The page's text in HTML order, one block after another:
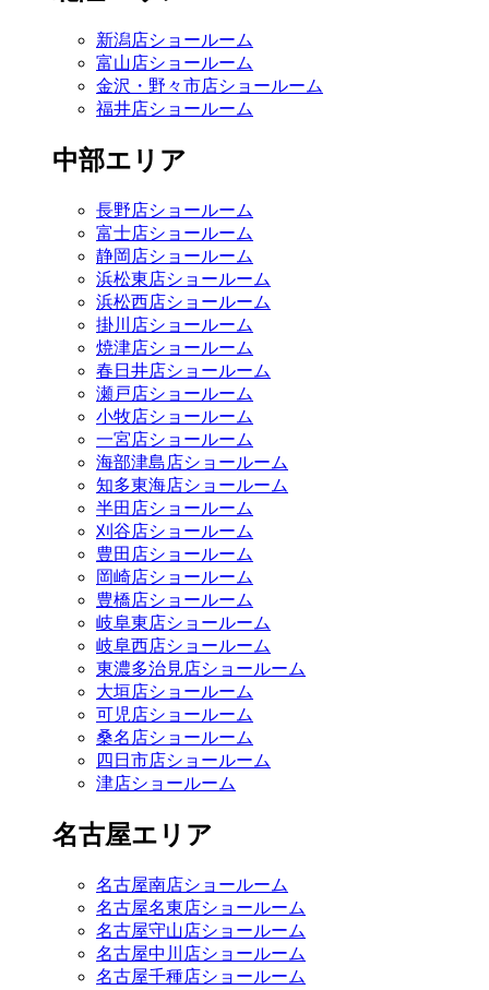
新潟店ショールーム
富山店ショールーム
金沢・野々市店ショールーム
福井店ショールーム
中部エリア
長野店ショールーム
富士店ショールーム
静岡店ショールーム
浜松東店ショールーム
浜松西店ショールーム
掛川店ショールーム
焼津店ショールーム
春日井店ショールーム
瀬戸店ショールーム
小牧店ショールーム
一宮店ショールーム
海部津島店ショールーム
知多東海店ショールーム
半田店ショールーム
刈谷店ショールーム
豊田店ショールーム
岡崎店ショールーム
豊橋店ショールーム
岐阜東店ショールーム
岐阜西店ショールーム
東濃多治見店ショールーム
大垣店ショールーム
可児店ショールーム
桑名店ショールーム
四日市店ショールーム
津店ショールーム
名古屋エリア
名古屋南店ショールーム
名古屋名東店ショールーム
名古屋守山店ショールーム
名古屋中川店ショールーム
名古屋千種店ショールーム